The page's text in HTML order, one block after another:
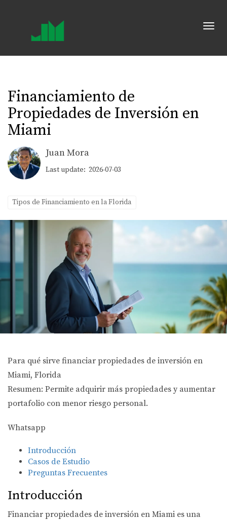
Financiamiento de
Propiedades de Inversión en
Miami
Juan Mora
Last update: 2026-07-03
Tipos de Financiamiento en la Florida
Para qué sirve financiar propiedades de inversión en
Miami, Florida
Resumen: Permite adquirir más propiedades y aumentar
portafolio con menor riesgo personal.
Whatsapp
Introducción
Casos de Estudio
Preguntas Frecuentes
Introducción
Financiar propiedades de inversión en Miami es una